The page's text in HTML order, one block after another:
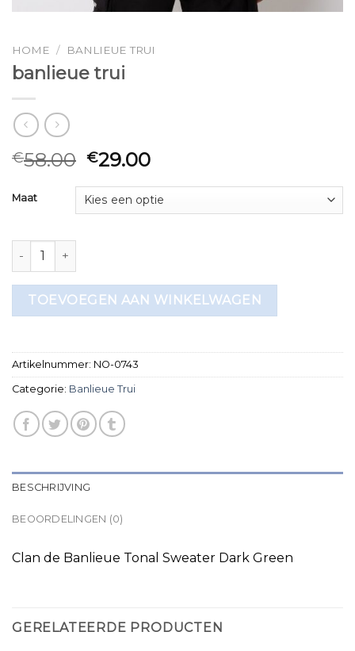
HOME / BANLIEUE TRUI
banlieue trui
€58.00 €29.00
Maat
banlieue trui aantal
TOEVOEGEN AAN WINKELWAGEN
Artikelnummer: NO-0743
Categorie: Banlieue Trui
BESCHRIJVING
BEOORDELINGEN (0)
Clan de Banlieue Tonal Sweater Dark Green
GERELATEERDE PRODUCTEN